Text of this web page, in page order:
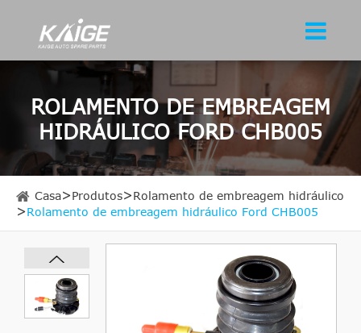
ROLAMENTO DE EMBREAGEM
HIDRÁULICO FORD CHB005
Casa Produtos
Rolamento de embreagem hidráulico
Rolamento de embreagem hidráulico Ford CHB005